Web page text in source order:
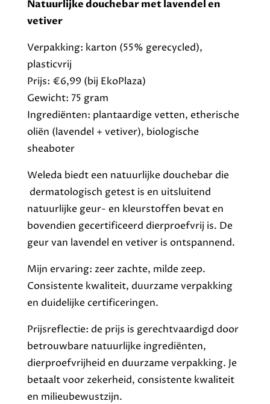
Natuurlijke douchebar met lavendel en
vetiver
Verpakking: karton (55% gerecycled),
plasticvrij
Prijs: €6,99 (bij EkoPlaza)
Gewicht: 75 gram
Ingrediënten: plantaardige vetten, etherische
oliën (lavendel + vetiver), biologische
sheaboter
Weleda biedt een natuurlijke douchebar die
dermatologisch getest is en uitsluitend
natuurlijke geur- en kleurstoffen bevat en
bovendien gecertificeerd dierproefvrij is. De
geur van lavendel en vetiver is ontspannend.
Mijn ervaring: zeer zachte, milde zeep.
Consistente kwaliteit, duurzame verpakking
en duidelijke certificeringen.
Prijsreflectie: de prijs is gerechtvaardigd door
betrouwbare natuurlijke ingrediënten,
dierproefvrijheid en duurzame verpakking. Je
betaalt voor zekerheid, consistente kwaliteit
en milieubewustzijn.